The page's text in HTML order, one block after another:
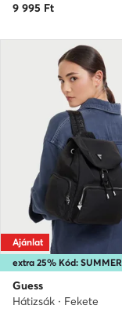
9 995 Ft
extra 25% Kód: SUMMER
Ajánlat
Guess
Hátizsák · Fekete